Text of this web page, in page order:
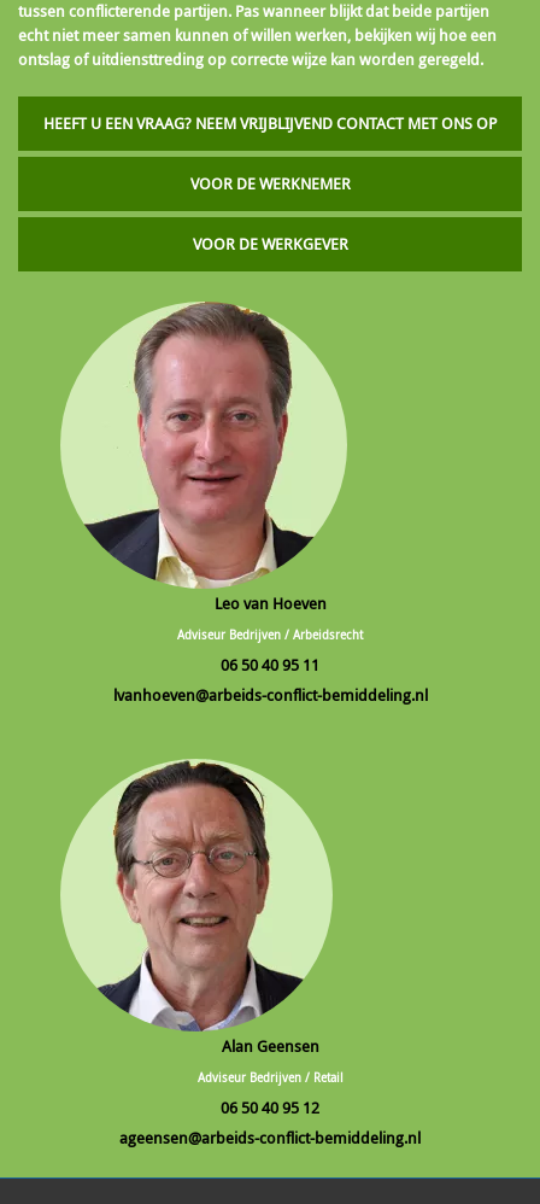
tussen conflicterende partijen. Pas wanneer blijkt dat beide partijen
echt niet meer samen kunnen of willen werken, bekijken wij hoe een
ontslag of uitdiensttreding op correcte wijze kan worden geregeld.
HEEFT U EEN VRAAG? NEEM VRIJBLIJVEND CONTACT MET ONS OP
VOOR DE WERKNEMER
VOOR DE WERKGEVER
Leo van Hoeven
Adviseur Bedrijven / Arbeidsrecht
06 50 40 95 11
lvanhoeven@arbeids-conflict-bemiddeling.nl
Alan Geensen
Adviseur Bedrijven / Retail
06 50 40 95 12
ageensen@arbeids-conflict-bemiddeling.nl